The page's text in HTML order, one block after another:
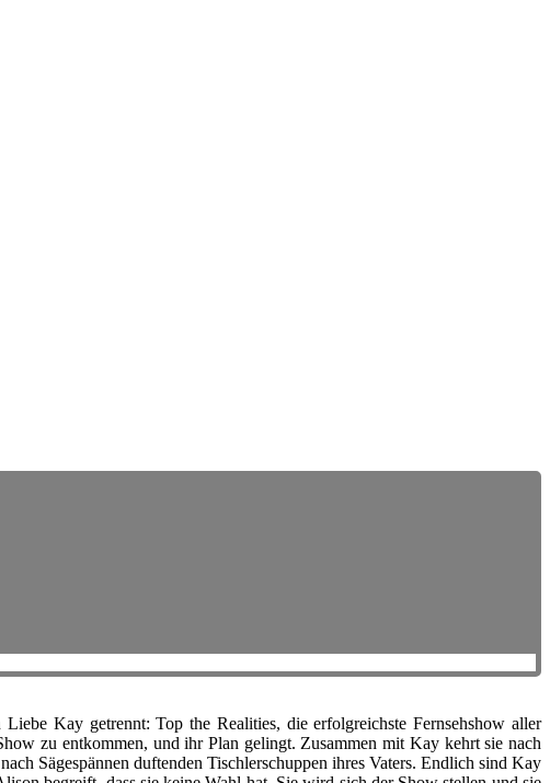
Kay getrennt: Top the Realities, die erfolgreichste Fernsehshow aller
zu entkommen, und ihr Plan gelingt. Zusammen mit Kay kehrt sie nach
Sägespännen duftenden Tischlerschuppen ihres Vaters. Endlich sind Kay